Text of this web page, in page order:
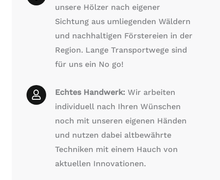
unsere Hölzer nach eigener
Sichtung aus umliegenden Wäldern
und nachhaltigen Förstereien in der
Region. Lange Transportwege sind
für uns ein No go!
Echtes Handwerk: Wir arbeiten
individuell nach Ihren Wünschen
noch mit unseren eigenen Händen
und nutzen dabei altbewährte
Techniken mit einem Hauch von
aktuellen Innovationen.